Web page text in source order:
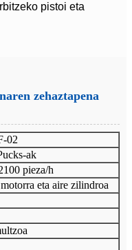
pistoi eta
zehaztapena
02
ak
pieza/h
eta aire zilindroa